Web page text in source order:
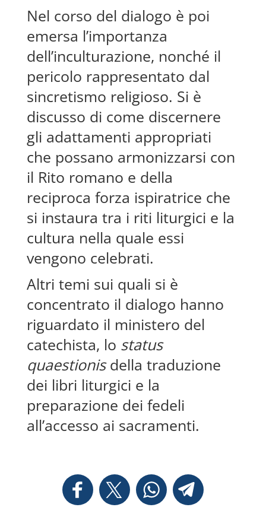
Nel corso del dialogo è poi
emersa l’importanza
dell’inculturazione, nonché il
pericolo rappresentato dal
sincretismo religioso. Si è
discusso di come discernere
gli adattamenti appropriati
che possano armonizzarsi con
il Rito romano e della
reciproca forza ispiratrice che
si instaura tra i riti liturgici e la
cultura nella quale essi
vengono celebrati.
Altri temi sui quali si è
concentrato il dialogo hanno
riguardato il ministero del
catechista, lo status
quaestionisdella traduzione
dei libri liturgici e la
preparazione dei fedeli
all’accesso ai sacramenti.